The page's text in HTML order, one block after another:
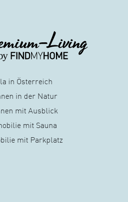
in Österreich
in der Natur
mit Ausblick
mit Sauna
mit Parkplatz